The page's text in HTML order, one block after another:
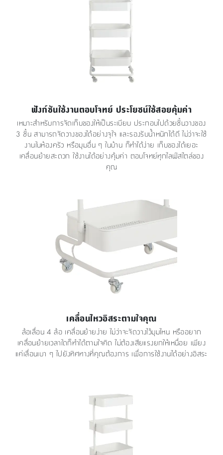
ฟังก์ชันใช้งานตอบโจทย์ ประโยชน์ใช้สอยคุ้มค่า
เหมาะสำหรับการจัดเก็บของให้เป็นระเบียบ ประกอบไปด้วยชั้นวางของ
3 ชั้น สามารถจัดวางของได้อย่างจุใจ และรองรับน้ำหนักได้ดี ไม่ว่าจะใช้
งานในห้องครัว หรือมุมอื่น ๆ ในบ้าน ก็ทำได้ง่าย เก็บของได้เยอะ
เคลื่อนย้ายสะดวก ใช้งานได้อย่างคุ้มค่า ตอบโจทย์ทุกไลฟ์สไตล์ของ
คุณ
เคลื่อนไหวอิสระตามใจคุณ
ล้อเลื่อน 4 ล้อ เคลื่อนย้ายง่าย ไม่ว่าจะจัดวางไว้มุมไหน หรืออยาก
เคลื่อนย้ายเวลาใดก็ทำได้ตามใจคิด ไม่ต้องเสียแรงยกให้เหนื่อย เพียง
แค่เลื่อนเบา ๆ ไปยังทิศทางที่คุณต้องการ เพื่อการใช้งานได้อย่างอิสระ